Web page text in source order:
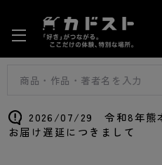
2026/07/29 令和8年熊
お届け遅延につきまして